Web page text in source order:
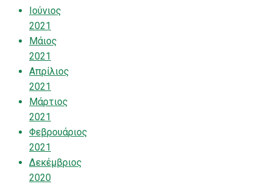
Ιούνιος
2021
Μάιος
2021
Απρίλιος
2021
Μάρτιος
2021
Φεβρουάριος
2021
Δεκέμβριος
2020